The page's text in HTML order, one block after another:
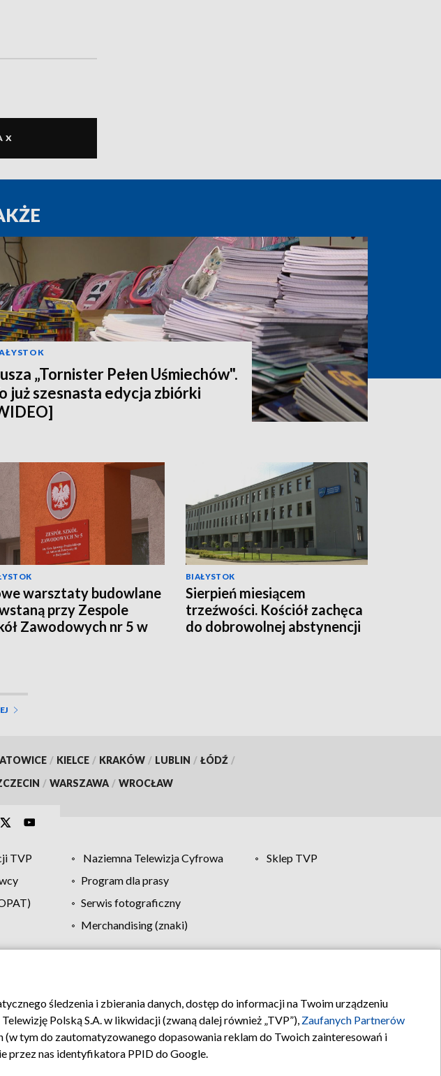
X
„Tornister Pełen Uśmiechów".
już szesnasta edycja zbiórki
warsztaty budowlane
przy Zespole
Zawodowych nr 5 w
BIAŁYSTOK
Sierpień miesiącem
trzeźwości. Kościół zachęca
do dobrowolnej abstynencji
/ KIELCE / KRAKÓW / LUBLIN / ŁÓDŹ /
/ WARSZAWA / WROCŁAW
TVP Naziemna Telewizja Cyfrowa
Sklep TVP
Program dla prasy
Serwis fotograficzny
Merchandising (znaki)
Pomoc Biuro reklamy Kontakt
śledzenia i zbierania danych, dostęp do informacji na Twoim urządzeniu
Polską S.A. w likwidacji (zwaną dalej również „TVP”), Zaufanych Partnerów
(w tym do zautomatyzowanego dopasowania reklam do Twoich zainteresowań i
przez nas identyfikatora PPID do Google.